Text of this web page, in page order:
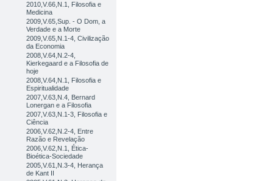
2010,V.66,N.1, Filosofia e
Medicina
2009,V.65,Sup. - O Dom, a
Verdade e a Morte
2009,V.65,N.1-4, Civilização
da Economia
2008,V.64,N.2-4,
Kierkegaard e a Filosofia de
hoje
2008,V.64,N.1, Filosofia e
Espiritualidade
2007,V.63,N.4, Bernard
Lonergan e a Filosofia
2007,V.63,N.1-3, Filosofia e
Ciência
2006,V.62,N.2-4, Entre
Razão e Revelação
2006,V.62,N.1, Ética-
Bioética-Sociedade
2005,V.61,N.3-4, Herança
de Kant II